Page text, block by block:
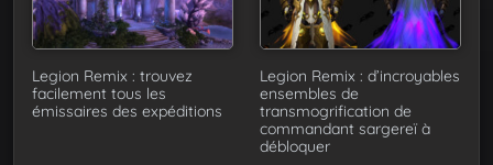
Legion Remix : trouvez
facilement tous les
émissaires des expéditions
Legion Remix : d’incroyables
ensembles de
transmogrification de
commandant sargereï à
débloquer